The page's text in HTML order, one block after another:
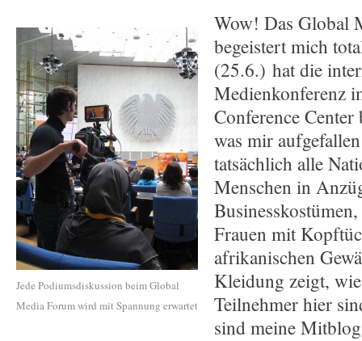
Jede Podiumsdiskussion beim Global
Media Forum wird mit Spannung erwartet
Wow! Das Global
begeistert mich
(25.6.) hat die
Medienkonferenz
Conference Center
was mir
tatsächlich alle
Menschen in
Frauen mit
afrikanischen
Kleidung zeigt,
Teilnehmer hier
sind meine